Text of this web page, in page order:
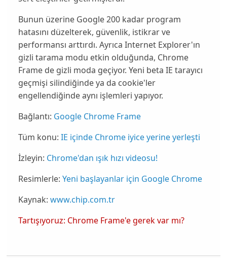
Bunun üzerine Google200 kadar program
hatasını düzelterek, güvenlik, istikrar ve
performansı arttırdı. Ayrıca Internet Explorer'ın
gizli tarama modu etkin olduğunda, Chrome
Frame de gizli moda geçiyor. Yeni beta IE tarayıcı
geçmişi silindiğinde ya da cookie'ler
engellendiğinde aynı işlemleri yapıyor.
Bağlantı: Google Chrome Frame
Tüm konu: IE içinde Chrome iyice yerine yerleşti
İzleyin: Chrome'dan ışık hızı videosu!
Resimlerle: Yeni başlayanlar için Google Chrome
Kaynak: www.chip.com.tr
Tartışıyoruz: Chrome Frame'e gerek var mı?